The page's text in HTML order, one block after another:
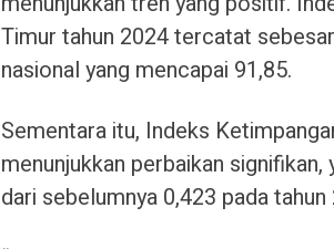
Timur tahun 2024 tercatat
nasional yang mencapai 91,85.
Sementara itu, Indeks
menunjukkan perbaikan
dari sebelumnya 0,423 pada tahun